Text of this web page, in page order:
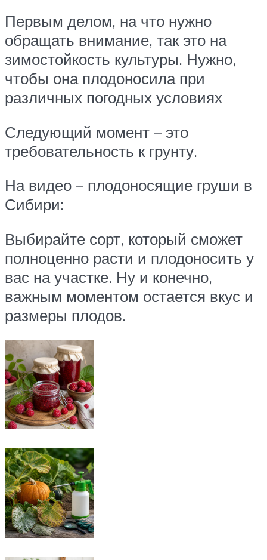
Первым делом, на что нужно
обращать внимание, так это на
зимостойкость культуры. Нужно,
чтобы она плодоносила при
различных погодных условиях
Следующий момент – это
требовательность к грунту.
На видео – плодоносящие груши в
Сибири:
Выбирайте сорт, который сможет
полноценно расти и плодоносить у
вас на участке. Ну и конечно,
важным моментом остается вкус и
размеры плодов.